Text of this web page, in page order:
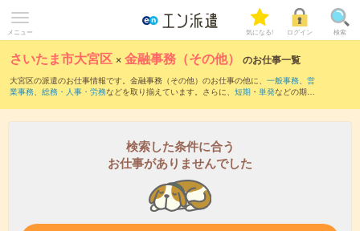
メニュー 気になる! ログイン 検索
さいたま市大宮区 ×金融事務（その他） のお仕事一覧
大宮区の派遣のお仕事情報です。金融事務（その他）のお仕事の他に、 一般事務、 営
業事務、 総務・人事・労務などを取り揃えています。さらに、 短期 ・ 単発などの期間
検索した条件に合う
お仕事がありませんでした